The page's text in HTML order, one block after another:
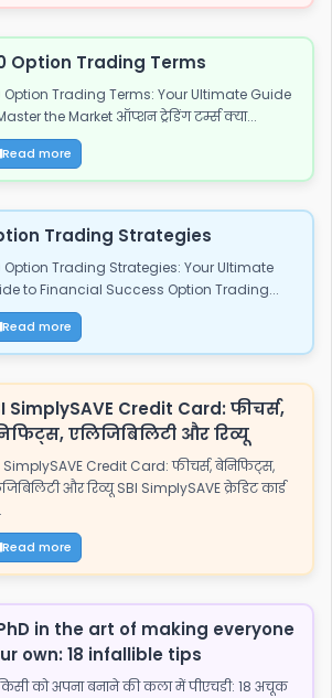
Option Trading Terms
Option Trading Terms: Your Ultimate Guide
the Market ऑप्शन ट्रेडिंग टर्म्स क्या...
Read more
Trading Strategies
Option Trading Strategies: Your Ultimate
to Financial Success Option Trading...
Read more
SimplySAVE Credit Card: फीचर्स,
एलिजिबिलिटी और रिव्यू
SimplySAVE Credit Card: फीचर्स, बेनिफिट्स,
और रिव्यू SBI SimplySAVE क्रेडिट कार्ड
Read more
in the art of making everyone
own: 18 infallible tips
को अपना बनाने की कला में पीएचडी: 18 अचूक